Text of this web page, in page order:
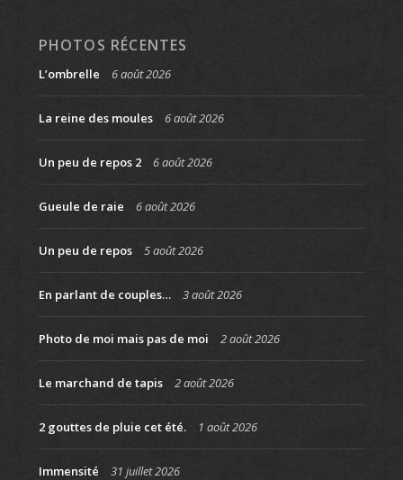
PHOTOS RÉCENTES
L’ombrelle 6 août 2026
La reine des moules 6 août 2026
Un peu de repos 2 6 août 2026
Gueule de raie 6 août 2026
Un peu de repos 5 août 2026
En parlant de couples… 3 août 2026
Photo de moi mais pas de moi 2 août 2026
Le marchand de tapis 2 août 2026
2 gouttes de pluie cet été. 1 août 2026
Immensité 31 juillet 2026